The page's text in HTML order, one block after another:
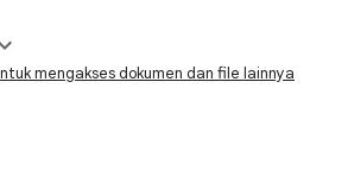
mengakses dokumen dan file lainnya